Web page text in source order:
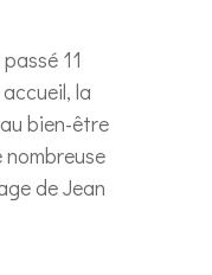
11
la
bien-être
de Jean